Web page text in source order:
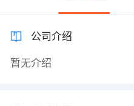
公司介绍
暂无介绍